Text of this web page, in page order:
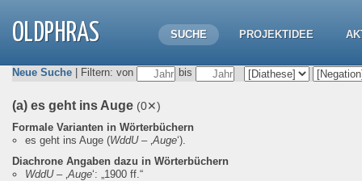
OLDPHRAS SUCHE PROJEKTIDEE
Neue Suche | Filtern: von bis
(a) es geht ins Auge (0✕)
Formale Varianten in Wörterbüchern
es geht ins Auge (WddU– ‚Auge‘).
Diachrone Angaben dazu in Wörterbüchern
WddU– ‚Auge‘: „1900 ff.“